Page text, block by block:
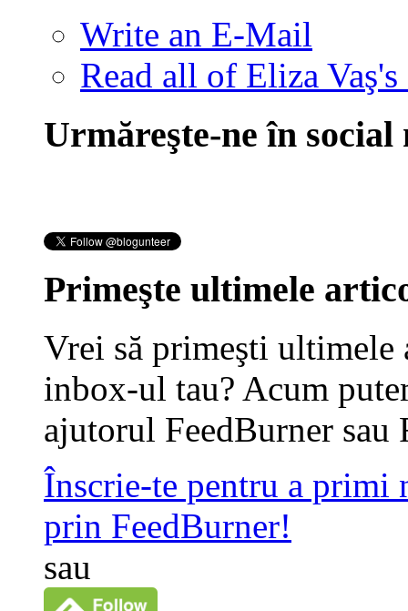
Write an E-Mail
Read all of Eliza Vaş's
Urmăreşte-ne în social
Primeşte ultimele
Vrei să primeşti
inbox-ul tau? Acum
ajutorul FeedBurner sau
Înscrie-te pentru a primi
prin FeedBurner!
sau